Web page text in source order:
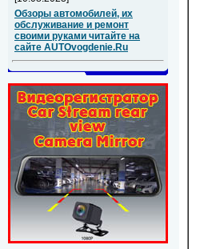
Обзоры автомобилей, их
обслуживание и ремонт
своими руками читайте на
сайте AUTOvogdenie.Ru